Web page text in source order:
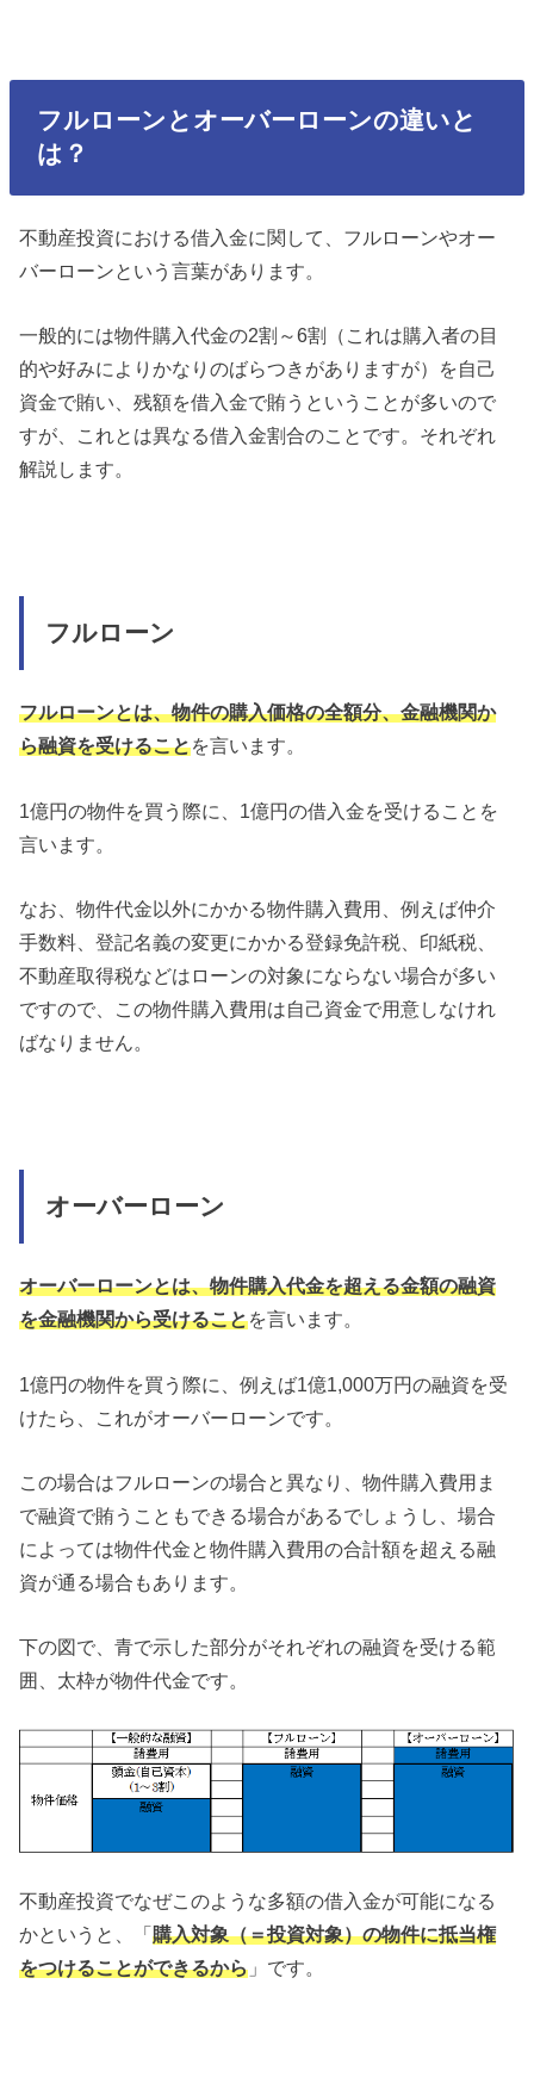
フルローンとオーバーローンの違いと
は？
不動産投資における借入金に関して、フルローンやオー
バーローンという言葉があります。
一般的には物件購入代金の2割～6割（これは購入者の目
的や好みによりかなりのばらつきがありますが）を自己
資金で賄い、残額を借入金で賄うということが多いので
すが、これとは異なる借入金割合のことです。それぞれ
解説します。
フルローン
フルローンとは、物件の購入価格の全額分、金融機関か
ら融資を受けることを言います。
1億円の物件を買う際に、1億円の借入金を受けることを
言います。
なお、物件代金以外にかかる物件購入費用、例えば仲介
手数料、登記名義の変更にかかる登録免許税、印紙税、
不動産取得税などはローンの対象にならない場合が多い
ですので、この物件購入費用は自己資金で用意しなけれ
ばなりません。
オーバーローン
オーバーローンとは、物件購入代金を超える金額の融資
を金融機関から受けることを言います。
1億円の物件を買う際に、例えば1億1,000万円の融資を受
けたら、これがオーバーローンです。
この場合はフルローンの場合と異なり、物件購入費用ま
で融資で賄うこともできる場合があるでしょうし、場合
によっては物件代金と物件購入費用の合計額を超える融
資が通る場合もあります。
下の図で、青で示した部分がそれぞれの融資を受ける範
囲、太枠が物件代金です。
不動産投資でなぜこのような多額の借入金が可能になる
かというと、「購入対象（＝投資対象）の物件に抵当権
をつけることができるから 」です。